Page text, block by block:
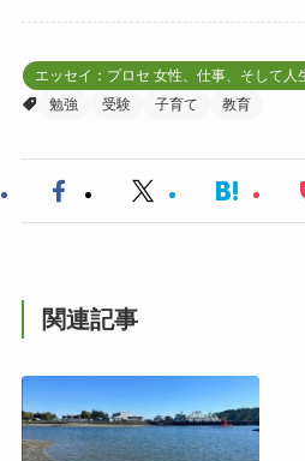
エッセイ：プロセ 女性、仕事、そして人
勉強
受験 子育て 教育
関連記事